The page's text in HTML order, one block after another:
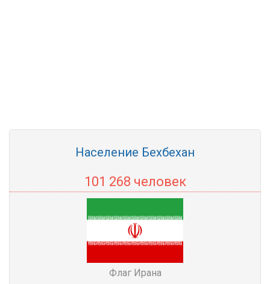
Население Бехбехан
101 268 человек
Флаг Ирана